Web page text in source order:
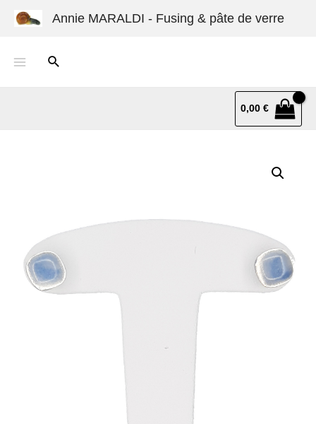
Annie MARALDI - Fusing & pâte de verre
0,00€